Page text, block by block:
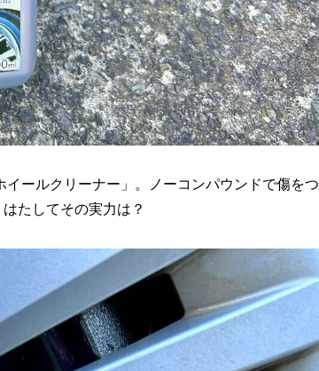
ールクリーナー」。ノーコンパウンドで傷をつ
たしてその実力は？